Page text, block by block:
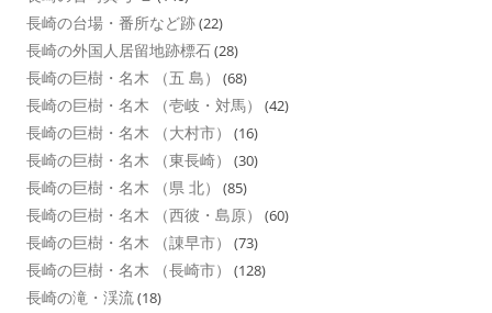
長崎の台場・番所など跡(22)
長崎の外国人居留地跡標石(28)
長崎の巨樹・名木 （五 島） (68)
長崎の巨樹・名木 （壱岐・対馬） (42)
長崎の巨樹・名木 （大村市） (16)
長崎の巨樹・名木 （東長崎） (30)
長崎の巨樹・名木 （県 北） (85)
長崎の巨樹・名木 （西彼・島原） (60)
長崎の巨樹・名木 （諌早市） (73)
長崎の巨樹・名木 （長崎市） (128)
長崎の滝・渓流(18)